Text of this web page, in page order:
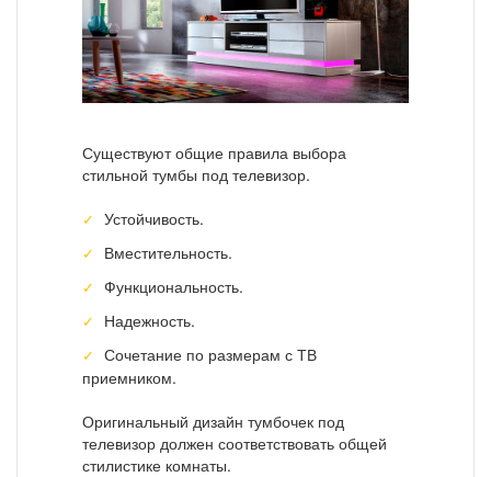
Существуют общие правила выбора
стильной тумбы под телевизор.
Устойчивость.
Вместительность.
Функциональность.
Надежность.
Сочетание по размерам с ТВ
приемником.
Оригинальный дизайн тумбочек под
телевизор должен соответствовать общей
стилистике комнаты.